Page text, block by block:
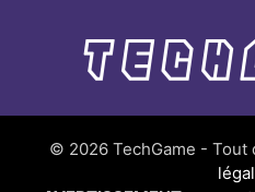
© 2026 TechGame - Tout